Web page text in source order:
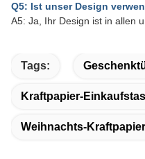
Q5: Ist unser Design
A5: Ja, Ihr Design ist in allen
Tags:
Kraftpapier-
Weihnachts-